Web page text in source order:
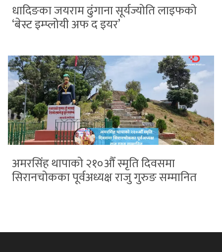
धादिङका जयराम ढुंगाना सूर्यज्योति लाइफको
‘बेस्ट इम्प्लोयी अफ द इयर’
अमरसिंह थापाको २१०औँ स्मृति दिवसमा
सिरानचोकका पूर्वअध्यक्ष राजु गुरुङ सम्मानित